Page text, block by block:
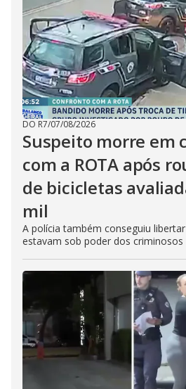
DO R7/07/08/2026
Suspeito morre em
com a ROTA após
de bicicletas
mil
A polícia também conseguiu
estavam sob poder dos criminosos